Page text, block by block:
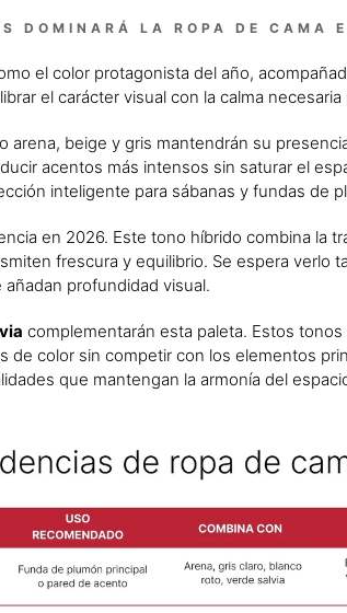
DOMINARÁ LA ROPA DE CAMA
el color protagonista del año,
el carácter visual con la calma
arena, beige y gris mantendrán su
acentos más intensos sin saturar el
inteligente para sábanas y fundas de
en 2026. Este tono híbrido combina la
frescura y equilibrio. Se espera verlo
profundidad visual.
complementarán esta paleta. Estos
de color sin competir con los elementos
que mantengan la armonía del